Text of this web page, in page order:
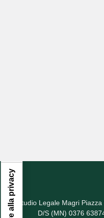
Studio Legale Magri
D/S (MN) 0376